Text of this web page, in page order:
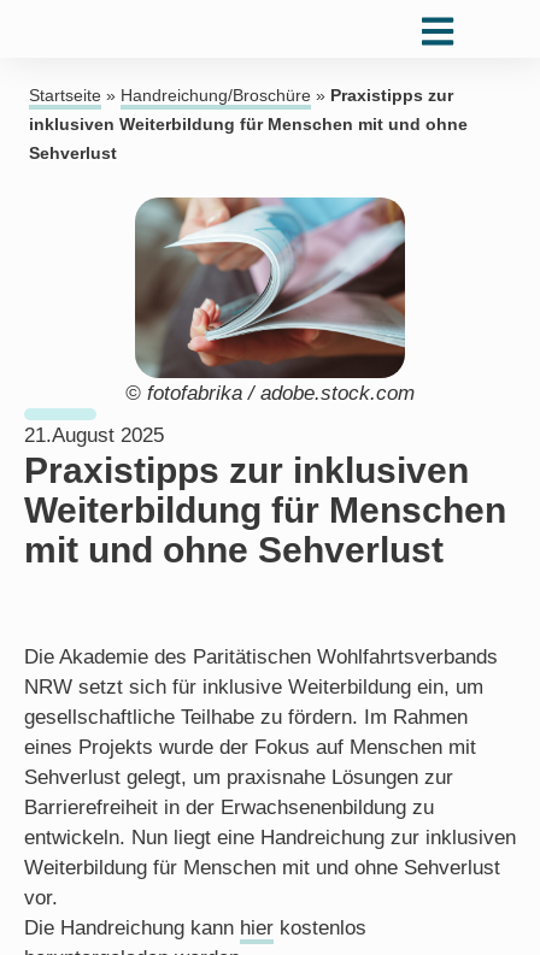
Startseite » Handreichung/Broschüre » Praxistipps zur
inklusiven Weiterbildung für Menschen mit und ohne
Sehverlust
© fotofabrika / adobe.stock.com
21.August 2025
Praxistipps zur inklusiven
Weiterbildung für Menschen
mit und ohne Sehverlust
Die Akademie des Paritätischen Wohlfahrtsverbands
NRW setzt sich für inklusive Weiterbildung ein, um
gesellschaftliche Teilhabe zu fördern. Im Rahmen
eines Projekts wurde der Fokus auf Menschen mit
Sehverlust gelegt, um praxisnahe Lösungen zur
Barrierefreiheit in der Erwachsenenbildung zu
entwickeln. Nun liegt eine Handreichung zur inklusiven
Weiterbildung für Menschen mit und ohne Sehverlust
vor.
Die Handreichung kann hier kostenlos